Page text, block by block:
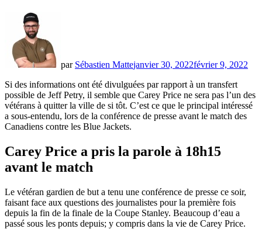
par Sébastien Mattejanvier 30, 2022février 9, 2022
Si des informations ont été divulguées par rapport à un transfert
possible de Jeff Petry, il semble que Carey Price ne sera pas l’un des
vétérans à quitter la ville de si tôt. C’est ce que le principal intéressé
a sous-entendu, lors de la conférence de presse avant le match des
Canadiens contre les Blue Jackets.
Carey Price a pris la parole à 18h15
avant le match
Le vétéran gardien de but a tenu une conférence de presse ce soir,
faisant face aux questions des journalistes pour la première fois
depuis la fin de la finale de la Coupe Stanley. Beaucoup d’eau a
passé sous les ponts depuis; y compris dans la vie de Carey Price.